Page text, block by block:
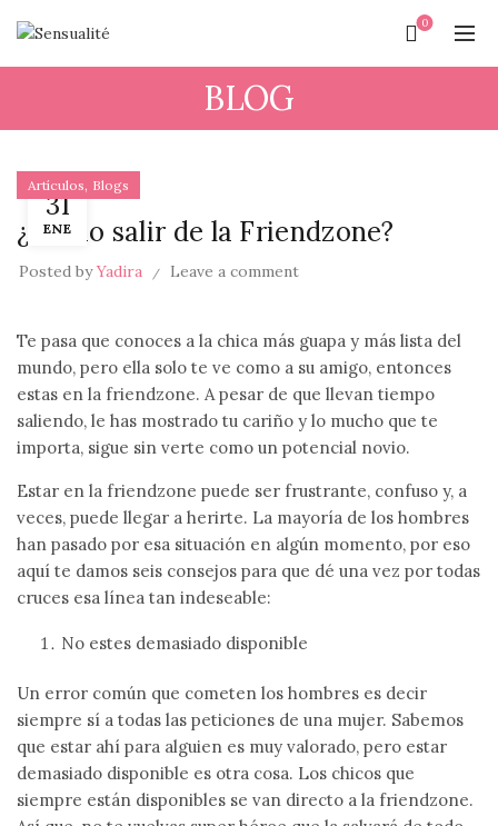
0
BLOG
31
ENE
Artículos, Blogs
¿Cómo salir de la Friendzone?
Posted byYadira Leave a comment
Te pasa que conoces a la chica más guapa y más lista del
mundo, pero ella solo te ve como a su amigo, entonces
estas en la friendzone. A pesar de que llevan tiempo
saliendo, le has mostrado tu cariño y lo mucho que te
importa, sigue sin verte como un potencial novio.
Estar en la friendzone puede ser frustrante, confuso y, a
veces, puede llegar a herirte. La mayoría de los hombres
han pasado por esa situación en algún momento, por eso
aquí te damos seis consejos para que dé una vez por todas
cruces esa línea tan indeseable:
No estes demasiado disponible
Un error común que cometen los hombres es decir
siempre sí a todas las peticiones de una mujer. Sabemos
que estar ahí para alguien es muy valorado, pero estar
demasiado disponible es otra cosa. Los chicos que
siempre están disponibles se van directo a la friendzone.